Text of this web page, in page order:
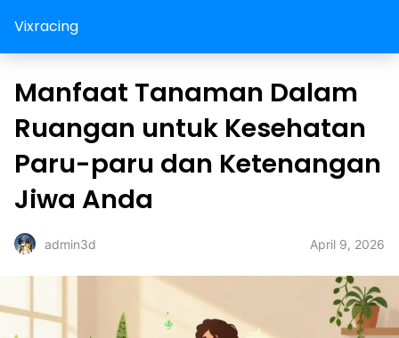
Vixracing
Manfaat Tanaman Dalam
Ruangan untuk Kesehatan
Paru-paru dan Ketenangan
Jiwa Anda
admin3d April 9, 2026